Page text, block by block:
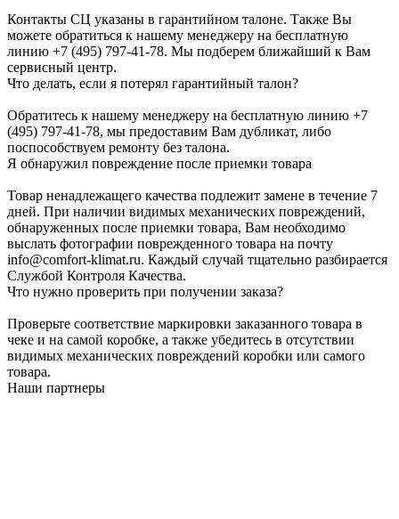
Контакты СЦ указаны в гарантийном талоне. Также Вы
можете обратиться к нашему менеджеру на бесплатную
линию +7 (495) 797-41-78. Мы подберем ближайший к Вам
сервисный центр.
Что делать, если я потерял гарантийный талон?
Обратитесь к нашему менеджеру на бесплатную линию +7
(495) 797-41-78, мы предоставим Вам дубликат, либо
поспособствуем ремонту без талона.
Я обнаружил повреждение после приемки товара
Товар ненадлежащего качества подлежит замене в течение 7
дней. При наличии видимых механических повреждений,
обнаруженных после приемки товара, Вам необходимо
выслать фотографии поврежденного товара на почту
info@comfort-klimat.ru. Каждый случай тщательно разбирается
Службой Контроля Качества.
Что нужно проверить при получении заказа?
Проверьте соответствие маркировки заказанного товара в
чеке и на самой коробке, а также убедитесь в отсутствии
видимых механических повреждений коробки или самого
товара.
Наши партнеры